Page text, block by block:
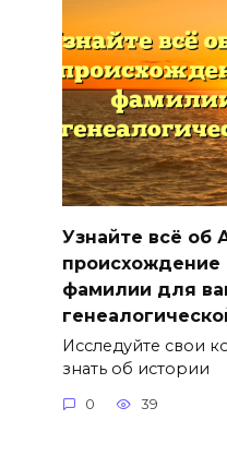
Узнайте всё об
происхождение
фамилии для
Исследуйте свои
знать об истории
0 39